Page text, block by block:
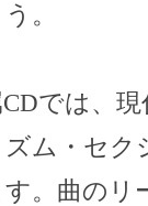
。
では、
ズム・セク
す。曲のリ